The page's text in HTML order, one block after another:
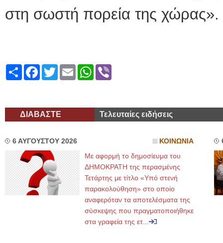
στη σωστή πορεία της χώρας».
ShareFacebook
TwitterEmailWhatsApp
ΔΙΑΒΑΣΤΕ Τελευταίες ειδήσεις
6 ΑΥΓΟΥΣΤΟΥ 2026 ΚΟΙΝΩΝΙΑ
Με αφορμή το δημοσίευμα του
ΔΗΜΟΚΡΑΤΗ της περασμένης
Τετάρτης με τίτλο «Υπό στενή
παρακολούθηση» στο οποίο
αναφερόταν τα αποτελέσματα της
σύσκεψης που πραγματοποιήθηκε
στα γραφεία της ετ...